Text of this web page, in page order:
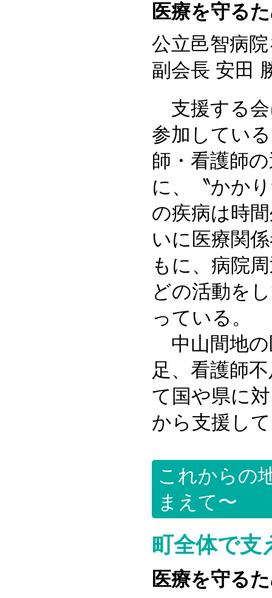
医療を守る
公立邑智病
副会長 安田
支援する会
参加してい
師・看護師
に、〝かか
の疾病は時
いに医療関
もに、病院
どの活動を
っている。
中山間地の
足、看護師
て国や県に
から支援し
これからの
まえて〜
町全体で支
医療を守る